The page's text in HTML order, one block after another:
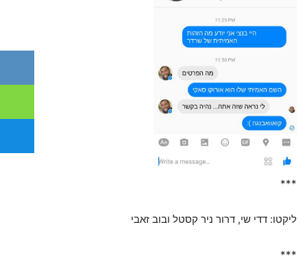
***
ליקטו: דדי שי, דרור ניר קסטל ובוב זאבי
***